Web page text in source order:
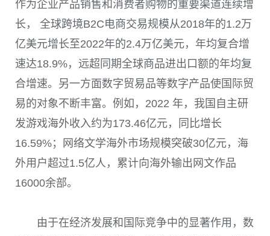
作为企业产品销售和消费者购物的重要渠道连续增
长， 全球跨境B2C电商交易规模从2018年的1.2万
亿美元增长至2022年的2.4万亿美元，年均复合增
速达18.9%，远超同期全球商品进出口额的年均复
合增速。另一方面数字贸易品等数字产品使国际贸
易的对象不断丰富。例如，2022 年，我国自主研
发游戏海外收入约为173.46亿元，同比增长
16.59%；网络文学海外市场规模突破30亿元，海
外用户超过1.5亿人，累计向海外输出网文作品
16000余部。
由于在经济发展和国际竞争中的显著作用，数